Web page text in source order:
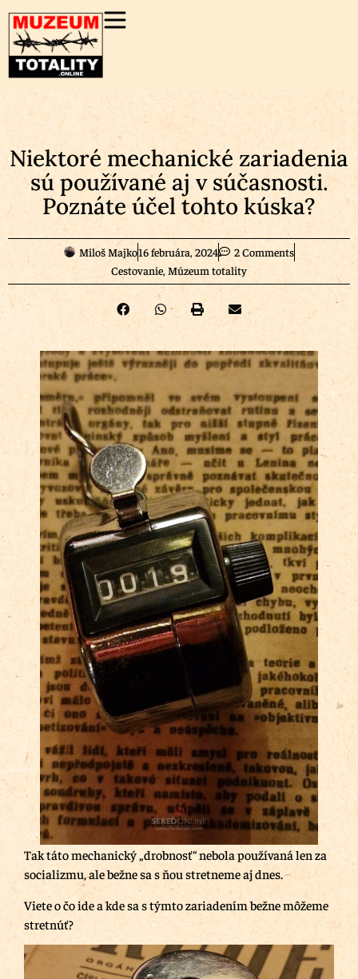
Niektoré mechanické zariadenia
sú používané aj v súčasnosti.
Poznáte účel tohto kúska?
Miloš Majko16 februára, 2024
2 Comments
Cestovanie, Múzeum totality
Tak táto mechanický „drobnosť“ nebola používaná len za
socializmu, ale bežne sa s ňou stretneme aj dnes.
Viete o čo ide a kde sa s týmto zariadením bežne môžeme
stretnúť?